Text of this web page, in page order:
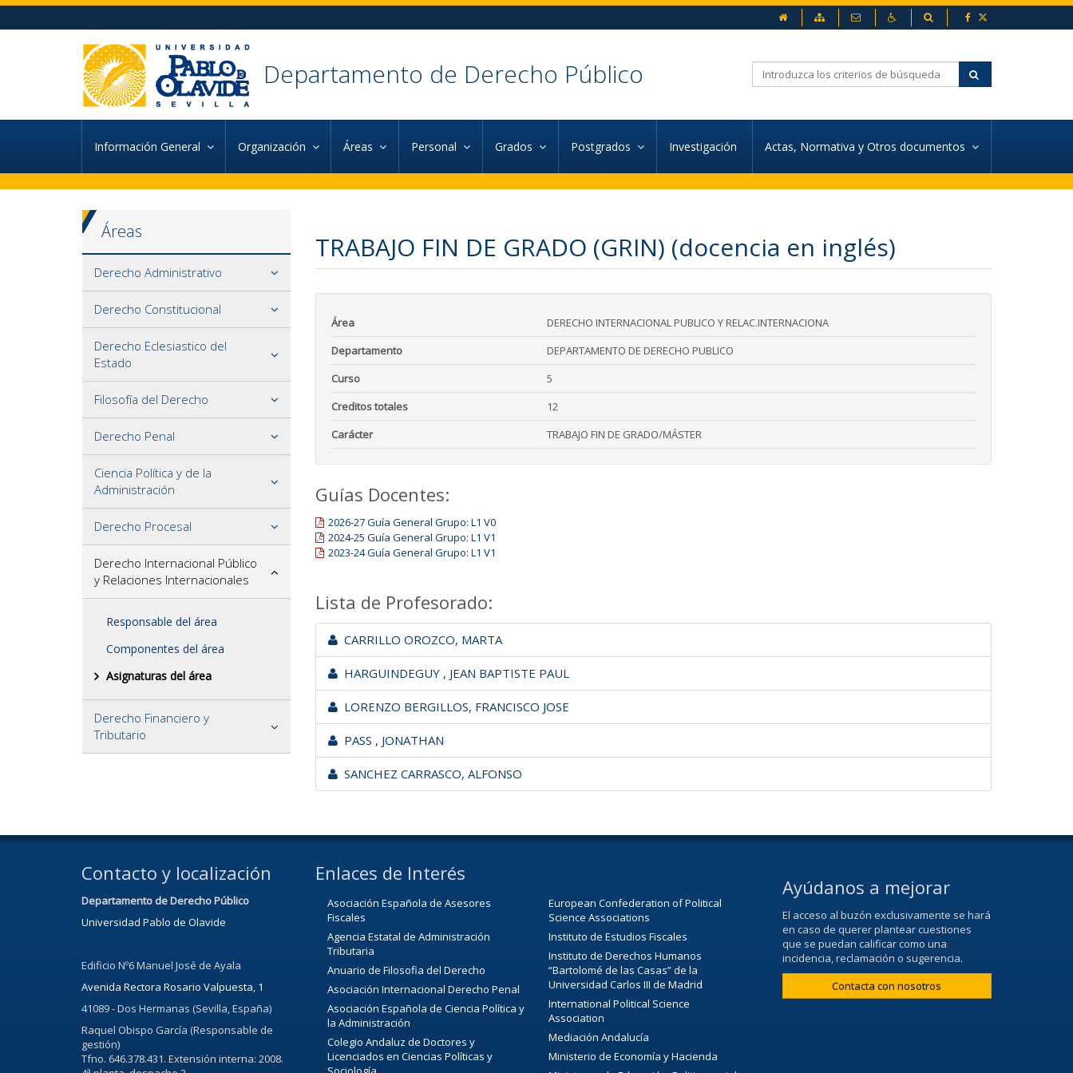
Ir al contenido principal de la página (alt + s)
Ir al pie de la página (alt + p)
Ir al menú principal (alt + u)
Mapa web Contacto AccesibilidadBuscador
Departamento de Derecho Público
Información General Organización Áreas Personal Grados Postgrados Investigación Actas, Normativa y Otros documentos
Áreas
Derecho Administrativo
Derecho Constitucional
Derecho Eclesiastico del
Estado
Filosofía del Derecho
Derecho Penal
Ciencia Política y de la
Administración
Derecho Procesal
Derecho Internacional Público
y Relaciones Internacionales
Responsable del área
Componentes del área
Asignaturas del área
Derecho Financiero y
Tributario
TRABAJO FIN DE GRADO (GRIN) (docencia en inglés)
Área
DERECHO INTERNACIONAL PUBLICO Y RELAC.INTERNACIONA
Departamento
DEPARTAMENTO DE DERECHO PUBLICO
Curso
5
Creditos totales
12
Carácter
TRABAJO FIN DE GRADO/MÁSTER
Guías Docentes:
2026-27 Guía General Grupo: L1 V0
2024-25 Guía General Grupo: L1 V1
2023-24 Guía General Grupo: L1 V1
Lista de Profesorado:
CARRILLO OROZCO, MARTA
HARGUINDEGUY , JEAN BAPTISTE PAUL
LORENZO BERGILLOS, FRANCISCO JOSE
PASS , JONATHAN
SANCHEZ CARRASCO, ALFONSO
Contacto y localización
Departamento de Derecho Público
Universidad Pablo de Olavide
Edificio Nº6 Manuel José de Ayala
Avenida Rectora Rosario Valpuesta, 1
41089 - Dos Hermanas (Sevilla, España)
Raquel Obispo García (Responsable de
gestión)
Tfno. 646.378.431. Extensión interna: 2008.
Enlaces de Interés
Asociación Española de Asesores
Fiscales
Agencia Estatal de Administración
Tributaria
Anuario de Filosofia del Derecho
Asociación Internacional Derecho Penal
Asociación Española de Ciencia Política y
la Administración
Colegio Andaluz de Doctores y
Licenciados en Ciencias Políticas y
European Confederation of Political
Science Associations
Instituto de Estudios Fiscales
Instituto de Derechos Humanos
“Bartolomé de las Casas” de la
Universidad Carlos III de Madrid
International Political Science
Association
Mediación Andalucía
Ministerio de Economía y Hacienda
Ayúdanos a mejorar
El acceso al buzón exclusivamente se hará
en caso de querer plantear cuestiones
que se puedan calificar como una
incidencia, reclamación o sugerencia.
Contacta con nosotros